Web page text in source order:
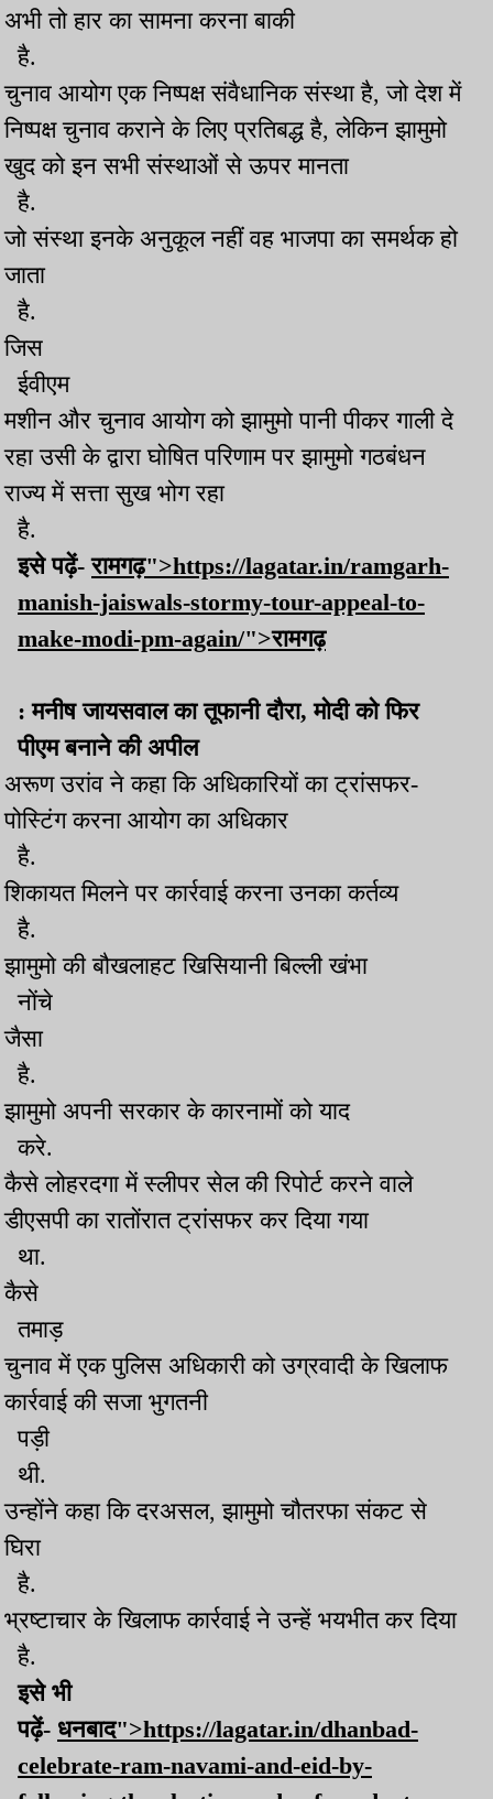
अभी तो हार का सामना करना बाकी
है.
चुनाव आयोग एक निष्पक्ष संवैधानिक संस्था है, जो देश में
निष्पक्ष चुनाव कराने के लिए प्रतिबद्ध है, लेकिन झामुमो
खुद को इन सभी संस्थाओं से ऊपर मानता
है.
जो संस्था इनके अनुकूल नहीं वह भाजपा का समर्थक हो
जाता
है.
जिस
ईवीएम
मशीन और चुनाव आयोग को झामुमो पानी पीकर गाली दे
रहा उसी के द्वारा घोषित परिणाम पर झामुमो गठबंधन
राज्य में सत्ता सुख भोग रहा
है.
इसे पढ़ें-रामगढ़">https://lagatar.in/ramgarh-
manish-jaiswals-stormy-tour-appeal-to-
make-modi-pm-again/">रामगढ़
: मनीष जायसवाल का तूफानी दौरा, मोदी को फिर
पीएम बनाने की अपील
अरूण उरांव ने कहा कि अधिकारियों का ट्रांसफर-
पोस्टिंग करना आयोग का अधिकार
है.
शिकायत मिलने पर कार्रवाई करना उनका कर्तव्य
है.
झामुमो की बौखलाहट खिसियानी बिल्ली खंभा
नोंचे
जैसा
है.
झामुमो अपनी सरकार के कारनामों को याद
करे.
कैसे लोहरदगा में स्लीपर सेल की रिपोर्ट करने वाले
डीएसपी का रातोंरात ट्रांसफर कर दिया गया
था.
कैसे
तमाड़
चुनाव में एक पुलिस अधिकारी को उग्रवादी के खिलाफ
कार्रवाई की सजा भुगतनी
पड़ी
थी.
उन्होंने कहा कि दरअसल, झामुमो चौतरफा संकट से
घिरा
है.
भ्रष्टाचार के खिलाफ कार्रवाई ने उन्हें भयभीत कर दिया
है.
इसे भी
पढ़ें- धनबाद">https://lagatar.in/dhanbad-
celebrate-ram-navami-and-eid-by-